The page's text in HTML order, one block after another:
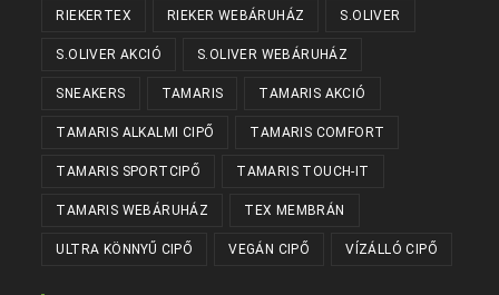
RIEKERTEX RIEKER WEBÁRUHÁZ S.OLIVER
S.OLIVER AKCIÓ S.OLIVER WEBÁRUHÁZ
SNEAKERS TAMARIS TAMARIS AKCIÓ
TAMARIS ALKALMI CIPŐ TAMARIS COMFORT
TAMARIS SPORTCIPŐ TAMARIS TOUCH-IT
TAMARIS WEBÁRUHÁZ TEX MEMBRÁN
ULTRA KÖNNYŰ CIPŐ VEGÁN CIPŐ VÍZÁLLÓ CIPŐ